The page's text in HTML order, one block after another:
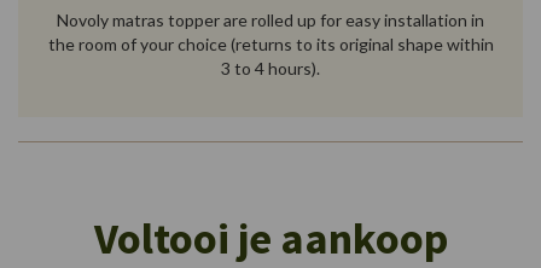
Novoly matras topper are rolled up for easy installation in
the room of your choice (returns to its original shape within
3 to 4 hours).
Voltooi je aankoop